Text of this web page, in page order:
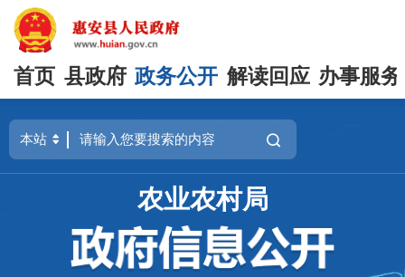
首页 县政府 政务公开 解读回应 办事服务
农业农村局